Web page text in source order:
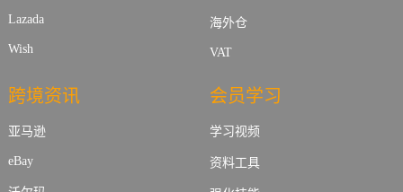
Lazada
Wish
海外仓
VAT
跨境资讯
亚马逊
eBay
会员学习
学习视频
资料工具